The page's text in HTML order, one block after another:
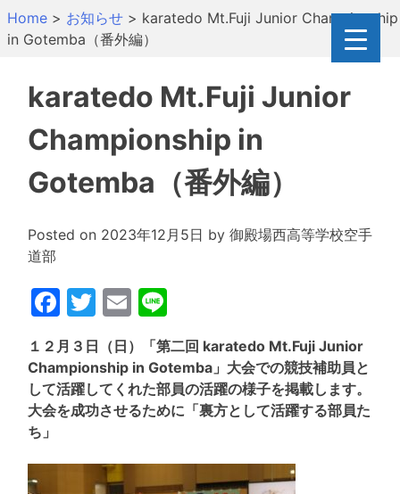
Skip
to
Home > お知らせ > karatedo Mt.Fuji Junior Championship
in Gotemba（番外編）
karatedo Mt.Fuji Junior
Championship in
Gotemba（番外編）
Posted on 2023年12月5日 by 御殿場西高等学校空手
道部
Facebook
Twitter
Email
１２月３日（日）「第二回 karatedo Mt.Fuji Junior
Championship in Gotemba」大会での競技補助員と
して活躍してくれた部員の活躍の様子を掲載します。
大会を成功させるために「裏方として活躍する部員た
ち」